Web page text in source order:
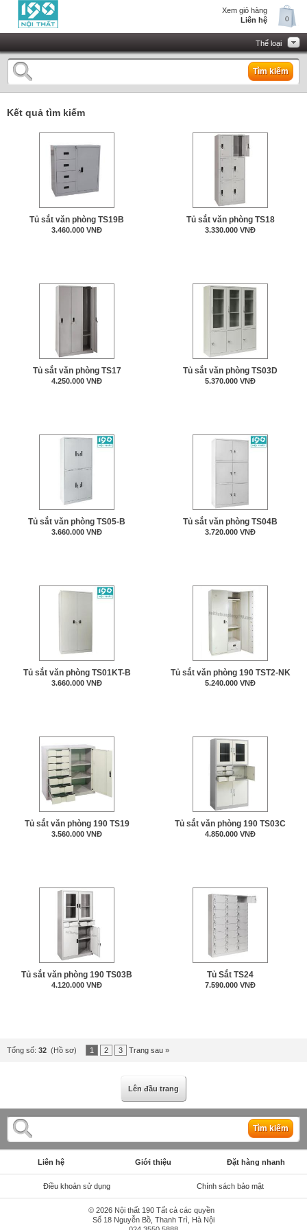
Xem giỏ hàng
Liên hệ
0
Thể loại
Tìm kiếm
Kết quả tìm kiếm
Tủ sắt văn phòng TS19B
3.460.000 VNĐ
Tủ sắt văn phòng TS18
3.330.000 VNĐ
Tủ sắt văn phòng TS17
4.250.000 VNĐ
Tủ sắt văn phòng TS03D
5.370.000 VNĐ
Tủ sắt văn phòng TS05-B
3.660.000 VNĐ
Tủ sắt văn phòng TS04B
3.720.000 VNĐ
Tủ sắt văn phòng TS01KT-B
3.660.000 VNĐ
Tủ sắt văn phòng 190 TST2-NK
5.240.000 VNĐ
Tủ sắt văn phòng 190 TS19
3.560.000 VNĐ
Tủ sắt văn phòng 190 TS03C
4.850.000 VNĐ
Tủ sắt văn phòng 190 TS03B
4.120.000 VNĐ
Tủ Sắt TS24
7.590.000 VNĐ
Tổng số: 32 (Hồ sơ) 1 2 3 Trang sau »
Lên đầu trang
Tìm kiếm
Liên hệ Giới thiệu Đặt hàng nhanh
Điều khoản sử dụng Chính sách bảo mật
© 2026 Nội thất 190 Tất cả các quyền
Số 18 Nguyễn Bồ, Thanh Trì, Hà Nội